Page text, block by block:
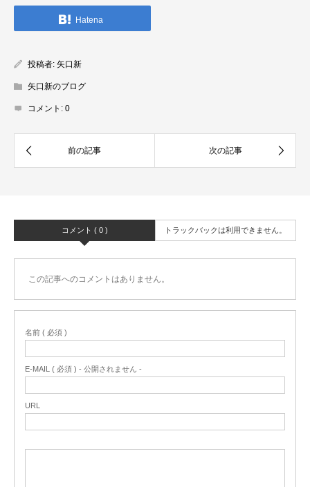
Hatena
投稿者: 矢口新
矢口新のブログ
コメント: 0
コメント ( 0 ) トラックバックは利用できません。
この記事へのコメントはありません。
名前 ( 必須 )
E-MAIL ( 必須 ) - 公開されません -
URL